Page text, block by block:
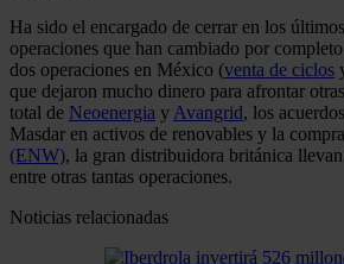
Ha sido el encargado de cerrar en los
operaciones que han cambiado por
dos operaciones en México (venta de ciclos
que dejaron mucho dinero para afrontar
total de Neoenergia y Avangrid, los
Masdar en activos de renovables y la
(ENW), la gran distribuidora británica
entre otras tantas operaciones.
Noticias relacionadas